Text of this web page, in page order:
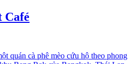
Café
quán cà phê mèo cứu hộ theo phong